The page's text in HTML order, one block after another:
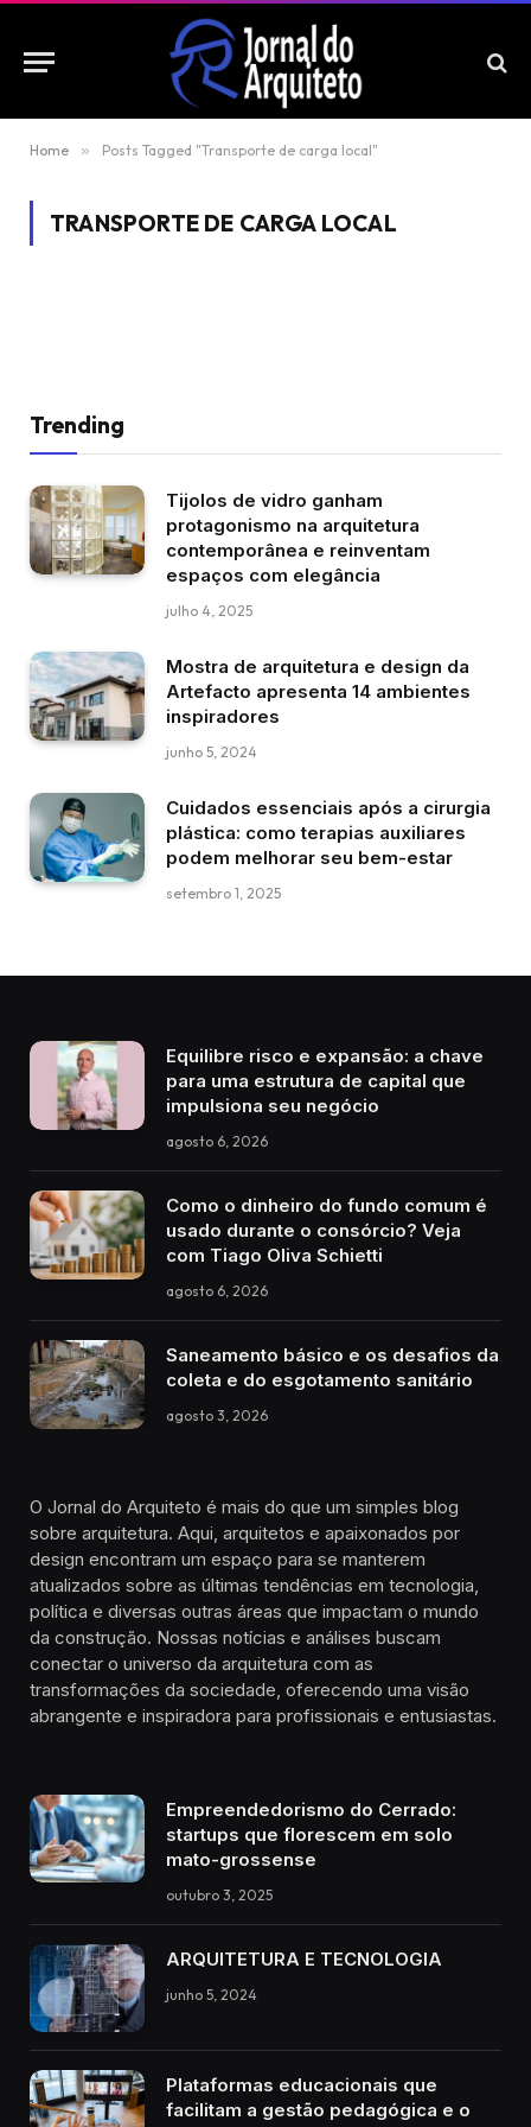
Home » Posts Tagged "Transporte de carga local"
TRANSPORTE DE CARGA LOCAL
Trending
Tijolos de vidro ganham
protagonismo na arquitetura
contemporânea e reinventam
espaços com elegância
julho 4, 2025
Mostra de arquitetura e design da
Artefacto apresenta 14 ambientes
inspiradores
junho 5, 2024
Cuidados essenciais após a cirurgia
plástica: como terapias auxiliares
podem melhorar seu bem-estar
setembro 1, 2025
Equilibre risco e expansão: a chave
para uma estrutura de capital que
impulsiona seu negócio
agosto 6, 2026
Como o dinheiro do fundo comum é
usado durante o consórcio? Veja
com Tiago Oliva Schietti
agosto 6, 2026
Saneamento básico e os desafios da
coleta e do esgotamento sanitário
agosto 3, 2026
O Jornal do Arquiteto é mais do que um simples blog
sobre arquitetura. Aqui, arquitetos e apaixonados por
design encontram um espaço para se manterem
atualizados sobre as últimas tendências em tecnologia,
política e diversas outras áreas que impactam o mundo
da construção. Nossas notícias e análises buscam
conectar o universo da arquitetura com as
transformações da sociedade, oferecendo uma visão
abrangente e inspiradora para profissionais e entusiastas.
Empreendedorismo do Cerrado:
startups que florescem em solo
mato-grossense
outubro 3, 2025
ARQUITETURA E TECNOLOGIA
junho 5, 2024
Plataformas educacionais que
facilitam a gestão pedagógica e o